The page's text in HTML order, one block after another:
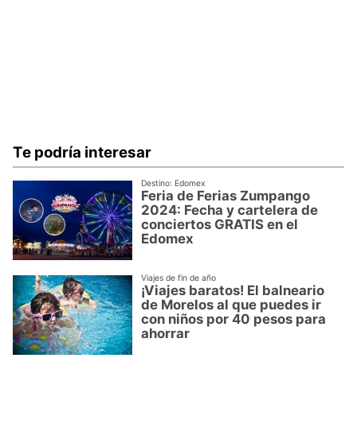
Te podría interesar
Destino: Edomex
Feria de Ferias Zumpango
2024: Fecha y cartelera de
conciertos GRATIS en el
Edomex
Viajes de fin de año
¡Viajes baratos! El balneario
de Morelos al que puedes ir
con niños por 40 pesos para
ahorrar